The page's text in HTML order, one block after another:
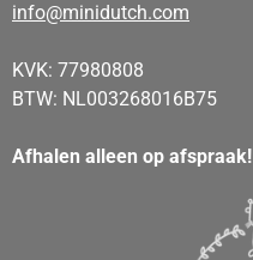
info@minidutch.com
KVK: 77980808
BTW: NL003268016B75
Afhalen alleen op afspraak!